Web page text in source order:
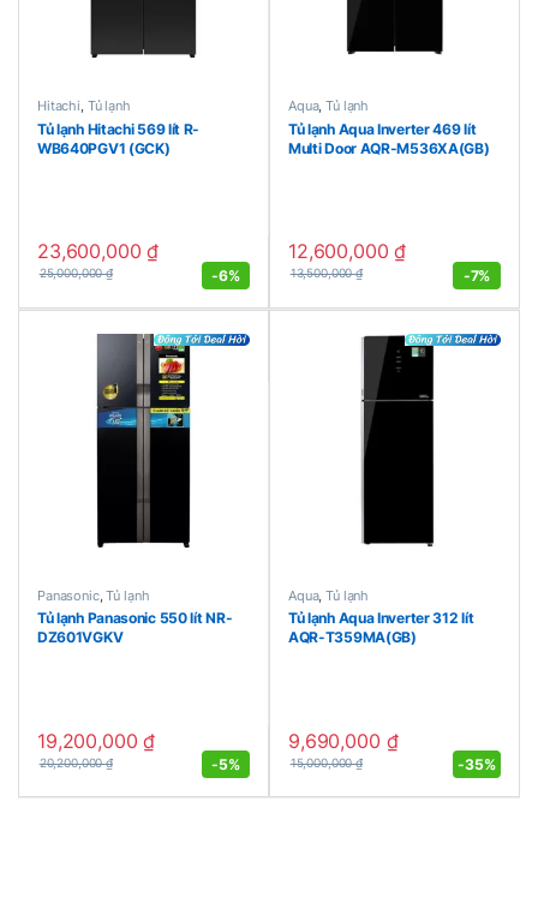
Hitachi Tủ lạnh
Tủ lạnh Hitachi 569 lít R-
WB640PGV1 (GCK)
23,600,000₫
25,000,000₫ -6%
Aqua,Tủ lạnh
Tủ lạnh Aqua Inverter 469 lít
Multi Door AQR-M536XA(GB)
12,600,000₫
13,500,000₫ -7%
Panasonic,Tủ lạnh
Tủ lạnh Panasonic 550 lít NR-
DZ601VGKV
19,200,000₫
20,200,000₫ -5%
Aqua,Tủ lạnh
Tủ lạnh Aqua Inverter 312 lít
AQR-T359MA(GB)
9,690,000 ₫
15,000,000₫ -35%